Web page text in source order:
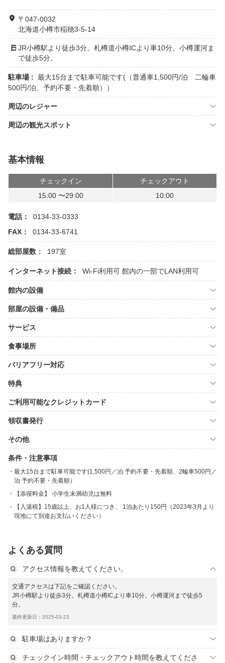
〒047-0032
北海道小樽市稲穂3-5-14
JR小樽駅より徒歩3分。札樽道小樽ICより車10分。小樽運河ま
で徒歩5分。
駐車場 : 最大15台まで駐車可能です(（普通車1,500円/泊 二輪車
500円/泊、予約不要・先着順））
周辺のレジャー
周辺の観光スポット
基本情報
チェックイン
チェックアウト
15:00 〜29:00
10:00
電話：
0134-33-0333
FAX：
0134-33-6741
総部屋数： 197室
インターネット接続： Wi-Fi利用可 館内の一部でLAN利用可
館内の設備
部屋の設備・備品
サービス
食事場所
バリアフリー対応
特典
ご利用可能なクレジットカード
領収書発行
その他
条件・注意事項
最大15台まで駐車可能です(1,500円／泊 予約不要・先着順、2輪車500円／
泊 予約不要・先着順）
【添寝料金】 小学生未満幼児は無料
【入湯税】15歳以上、お1人様につき、 1泊あたり150円（2023年3月より
現地にて別途お支払いください）
よくある質問
アクセス情報を教えてください。
交通アクセスは下記をご確認ください。
JR小樽駅より徒歩3分。札樽道小樽ICより車10分。小樽運河まで徒歩5
分。
最終更新日：2025-03-23
駐車場はありますか？
チェックイン時間・チェックアウト時間を教えてくださ